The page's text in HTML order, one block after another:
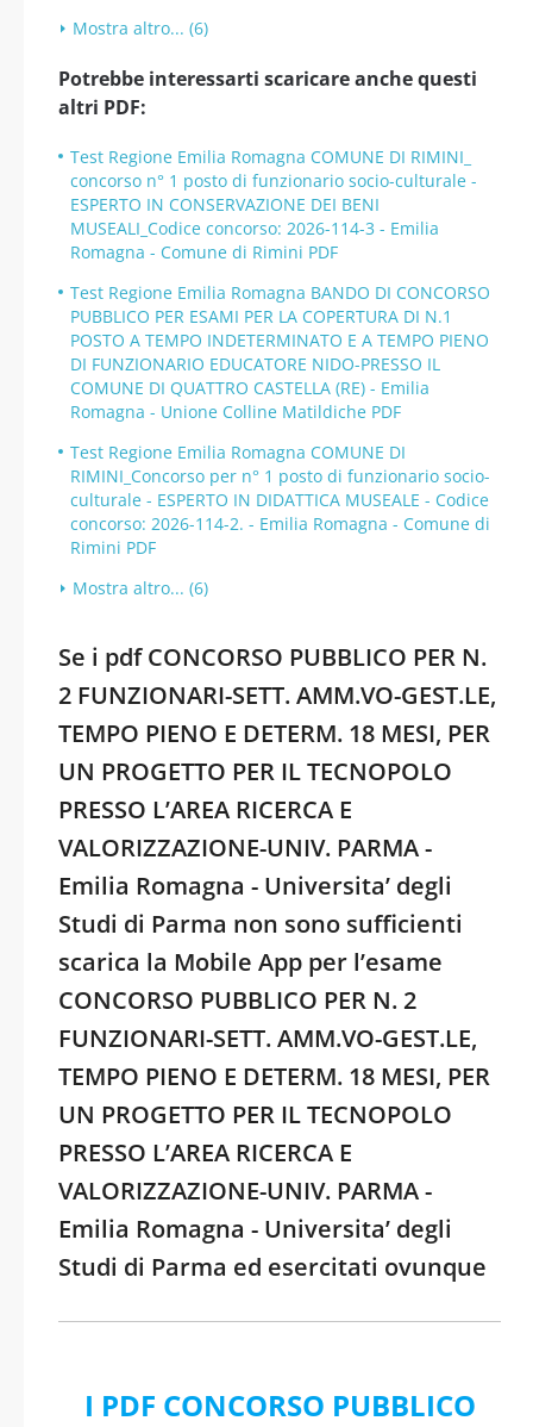
Mostra altro... (6)
Potrebbe interessarti scaricare anche questi
altri PDF:
Test Regione Emilia Romagna COMUNE DI RIMINI_
concorso n° 1 posto di funzionario socio-culturale -
ESPERTO IN CONSERVAZIONE DEI BENI
MUSEALI_Codice concorso: 2026-114-3 - Emilia
Romagna - Comune di Rimini PDF
Test Regione Emilia Romagna BANDO DI CONCORSO
PUBBLICO PER ESAMI PER LA COPERTURA DI N.1
POSTO A TEMPO INDETERMINATO E A TEMPO PIENO
DI FUNZIONARIO EDUCATORE NIDO-PRESSO IL
COMUNE DI QUATTRO CASTELLA (RE) - Emilia
Romagna - Unione Colline Matildiche PDF
Test Regione Emilia Romagna COMUNE DI
RIMINI_Concorso per n° 1 posto di funzionario socio-
culturale - ESPERTO IN DIDATTICA MUSEALE - Codice
concorso: 2026-114-2. - Emilia Romagna - Comune di
Rimini PDF
Mostra altro... (6)
Se i pdf CONCORSO PUBBLICO PER N.
2 FUNZIONARI-SETT. AMM.VO-GEST.LE,
TEMPO PIENO E DETERM. 18 MESI, PER
UN PROGETTO PER IL TECNOPOLO
PRESSO L’AREA RICERCA E
VALORIZZAZIONE-UNIV. PARMA -
Emilia Romagna - Universita’ degli
Studi di Parma non sono sufficienti
scarica la Mobile App per l’esame
CONCORSO PUBBLICO PER N. 2
FUNZIONARI-SETT. AMM.VO-GEST.LE,
TEMPO PIENO E DETERM. 18 MESI, PER
UN PROGETTO PER IL TECNOPOLO
PRESSO L’AREA RICERCA E
VALORIZZAZIONE-UNIV. PARMA -
Emilia Romagna - Universita’ degli
Studi di Parma ed esercitati ovunque
I PDF CONCORSO PUBBLICO